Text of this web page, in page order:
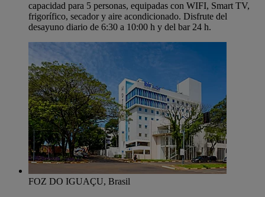
capacidad para 5 personas, equipadas con WIFI, Smart TV,
frigorífico, secador y aire acondicionado. Disfrute del
desayuno diario de 6:30 a 10:00 h y del bar 24 h.
FOZ DO IGUAÇU, Brasil